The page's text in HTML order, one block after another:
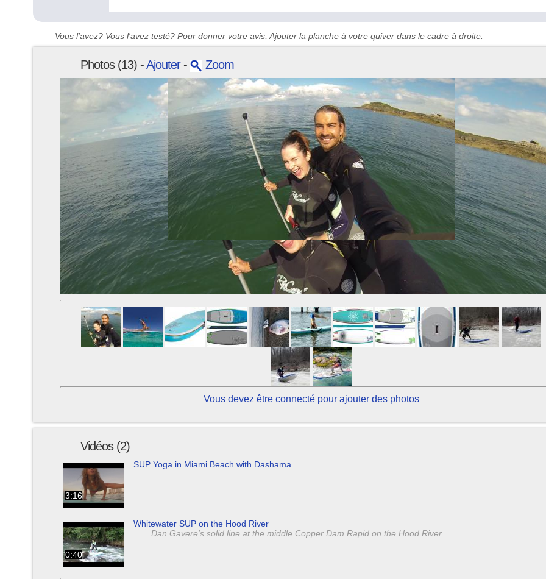
Vous l'avez? Vous l'avez testé? Pour donner votre avis, Ajouter la planche à votre quiver dans le cadre à droite.
Photos (13) -Ajouter- Zoom
Vous devez être connecté pour ajouter des photos
Vidéos (2)
3:16
SUP Yoga in Miami Beach with Dashama
0:40
Whitewater SUP on the Hood River
Dan Gavere's solid line at the middle Copper Dam Rapid on the Hood River.